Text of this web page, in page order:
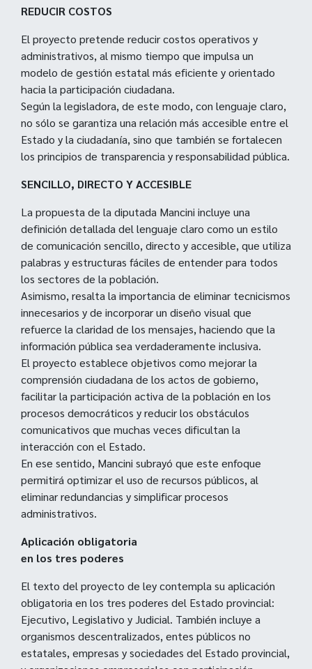
REDUCIR COSTOS
El proyecto pretende reducir costos operativos y
administrativos, al mismo tiempo que impulsa un
modelo de gestión estatal más eficiente y orientado
hacia la participación ciudadana.
Según la legisladora, de este modo, con lenguaje claro,
no sólo se garantiza una relación más accesible entre el
Estado y la ciudadanía, sino que también se fortalecen
los principios de transparencia y responsabilidad pública.
SENCILLO, DIRECTO Y ACCESIBLE
La propuesta de la diputada Mancini incluye una
definición detallada del lenguaje claro como un estilo
de comunicación sencillo, directo y accesible, que utiliza
palabras y estructuras fáciles de entender para todos
los sectores de la población.
Asimismo, resalta la importancia de eliminar tecnicismos
innecesarios y de incorporar un diseño visual que
refuerce la claridad de los mensajes, haciendo que la
información pública sea verdaderamente inclusiva.
El proyecto establece objetivos como mejorar la
comprensión ciudadana de los actos de gobierno,
facilitar la participación activa de la población en los
procesos democráticos y reducir los obstáculos
comunicativos que muchas veces dificultan la
interacción con el Estado.
En ese sentido, Mancini subrayó que este enfoque
permitirá optimizar el uso de recursos públicos, al
eliminar redundancias y simplificar procesos
administrativos.
Aplicación obligatoria
en los tres poderes
El texto del proyecto de ley contempla su aplicación
obligatoria en los tres poderes del Estado provincial:
Ejecutivo, Legislativo y Judicial. También incluye a
organismos descentralizados, entes públicos no
estatales, empresas y sociedades del Estado provincial,